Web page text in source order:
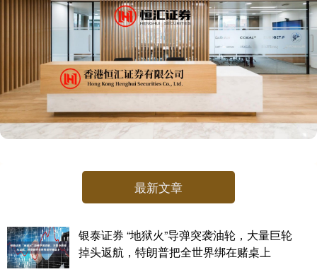
最新文章
银泰证券 “地狱火”导弹突袭油轮，大量巨轮
掉头返航，特朗普把全世界绑在赌桌上